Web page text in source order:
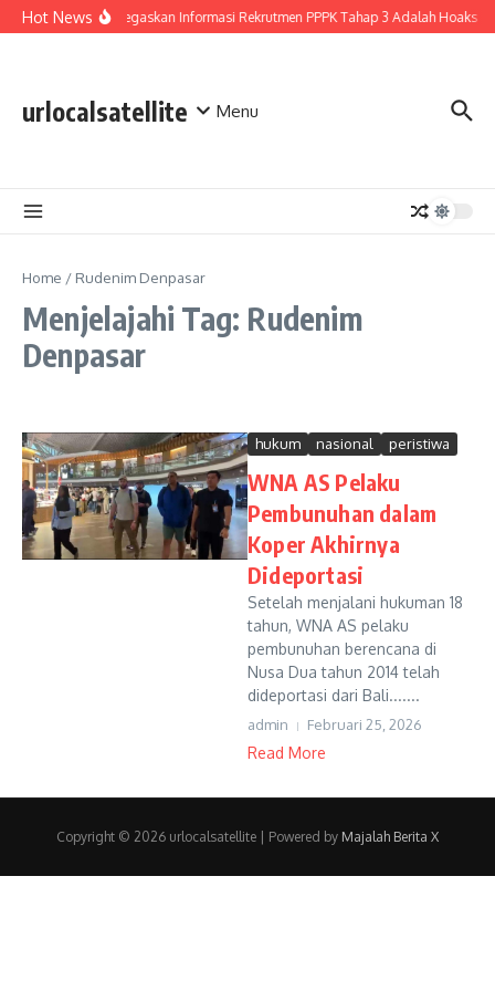
Lewati ke konten
Hot NewsBGN Tegaskan Informasi Rekrutmen PPPK Tahap 3 Adalah Hoaks
urlocalsatellite Menu
Home / Rudenim Denpasar
Menjelajahi Tag: Rudenim
Denpasar
hukum nasional peristiwa
WNA AS Pelaku
Pembunuhan dalam
Koper Akhirnya
Dideportasi
Setelah menjalani hukuman 18
tahun, WNA AS pelaku
pembunuhan berencana di
Nusa Dua tahun 2014 telah
dideportasi dari Bali.......
admin Februari 25, 2026
Read More
Copyright © 2026 urlocalsatellite | Powered by Majalah Berita X